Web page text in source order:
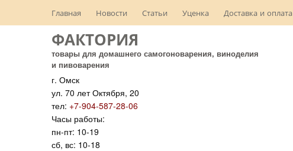
Главная Новости Статьи Уценка Доставка и оплата
ФАКТОРИЯ
товары для домашнего самогоноварения, виноделия
и пивоварения
г. Омск
ул. 70 лет Октября, 20
тел: +7-904-587-28-06
Часы работы:
пн-пт: 10-19
сб, вс: 10-18